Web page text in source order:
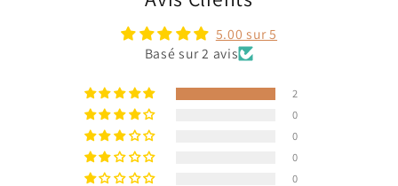
5.00 sur 5
Basé sur 2 avis
2
0
0
0
0